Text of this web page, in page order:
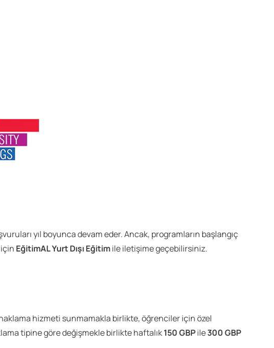
yıl boyunca devam eder. Ancak, programların başlangıç
EğitimAL Yurt Dışı Eğitimile iletişime geçebilirsiniz.
hizmeti sunmamakla birlikte, öğrenciler için özel
tipine göre değişmekle birlikte haftalık150 GBPile300 GBP